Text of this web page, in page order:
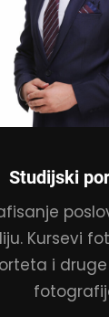
Studijski
Kursevi
i